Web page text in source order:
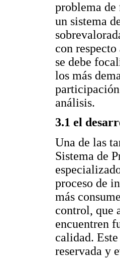
problema de
un sistema
con
se debe
los más
participación
análisis.
3.1 el
Una de las
Sistema de
proceso de
más
control, que
encuentren
calidad.
reservada y